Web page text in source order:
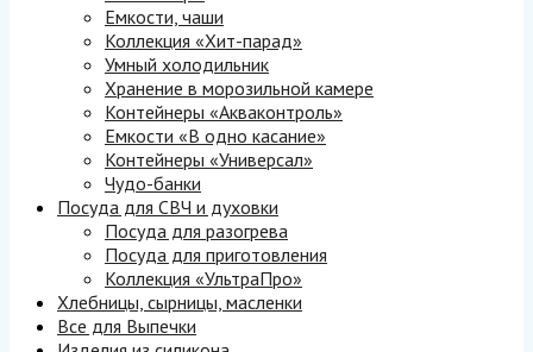
Емкости, чаши
Коллекция «Хит-парад»
Умный холодильник
Хранение в морозильной камере
Контейнеры «Акваконтроль»
Емкости «В одно касание»
Контейнеры «Универсал»
Чудо-банки
Посуда для СВЧ и духовки
Посуда для разогрева
Посуда для приготовления
Коллекция «УльтраПро»
Хлебницы, сырницы, масленки
Все для Выпечки